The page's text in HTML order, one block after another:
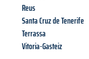
Reus
Santa Cruz de Tenerife
Terrassa
Vitoria-Gasteiz